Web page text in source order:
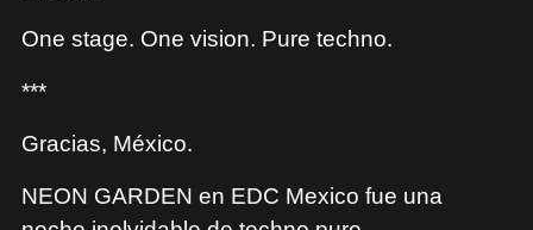
One stage. One vision. Pure techno.
***
Gracias, México.
NEON GARDEN en EDC Mexico fue una